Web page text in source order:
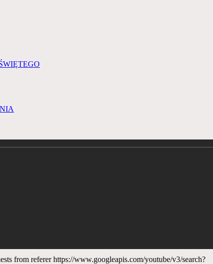
from referer https://www.googleapis.com/youtube/v3/search?